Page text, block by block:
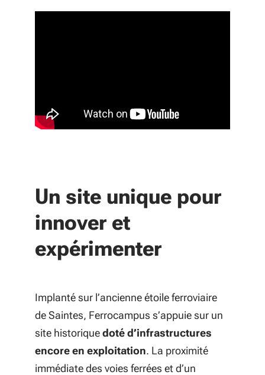
Un site unique pour
innover et
expérimenter
Implanté sur l’ancienne étoile ferroviaire
de Saintes, Ferrocampus s’appuie sur un
site historiquedoté d’infrastructures
encore en exploitation. La proximité
immédiate des voies ferrées et d’un